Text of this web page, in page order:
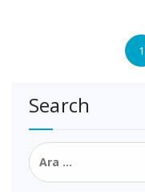
1
Search
Arama: